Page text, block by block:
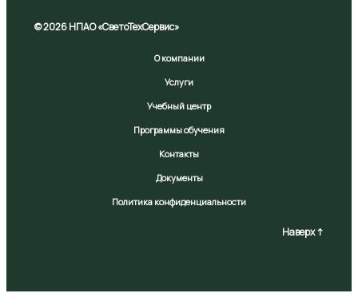
© 2026 НПАО «СветоТехСервис»
О компании
Услуги
Учебный центр
Программы обучения
Контакты
Документы
Политика конфиденциальности
Наверх ↑